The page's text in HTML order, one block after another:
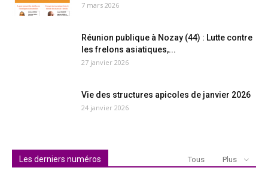
7 mars 2026
Réunion publique à Nozay (44) : Lutte contre
les frelons asiatiques,...
27 janvier 2026
Vie des structures apicoles de janvier 2026
24 janvier 2026
Les derniers numéros Tous Plus